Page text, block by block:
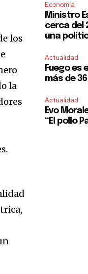
los
la
Economía
Ministro
cerca del
una
Actualidad
Fuego es
más de
Actualidad
Evo
“El pollo